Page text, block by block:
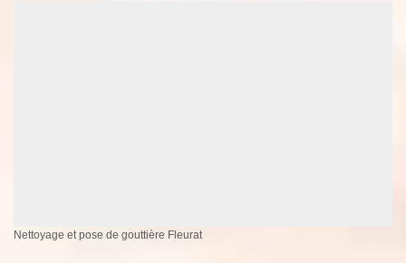
Nettoyage et pose de gouttière Fleurat